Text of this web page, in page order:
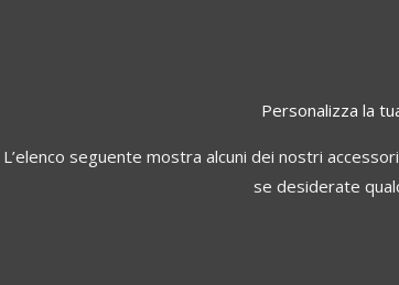
Personalizza la
L’elenco seguente mostra alcuni dei nostri
se desiderate